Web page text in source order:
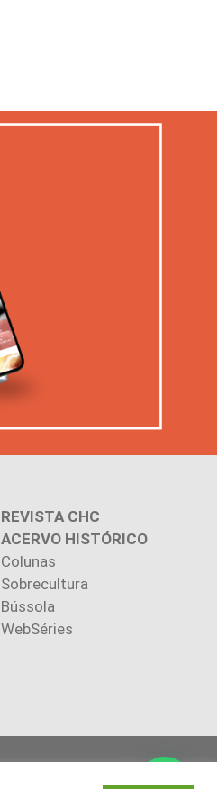
REVISTA CHC
ACERVO HISTÓRICO
Colunas
Sobrecultura
Bússola
WebSéries